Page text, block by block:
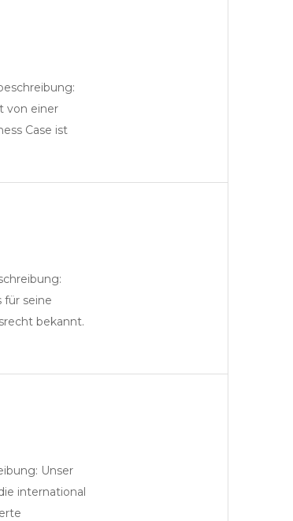
von einer
Case ist
für seine
bekannt.
Unser
international